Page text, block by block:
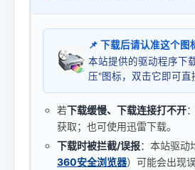
📌 下载后请认准这个图
本站提供的驱动程序下
压"图标，双击它即可直
若下载缓慢、下载连接打不开
获取；也可使用迅雷下载。
下载时被拦截/误报：本站驱动
360安全浏览器）可能会出现